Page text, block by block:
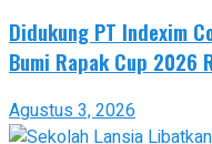
Didukung PT Indexim
Bumi Rapak Cup 2026
Agustus 3, 2026